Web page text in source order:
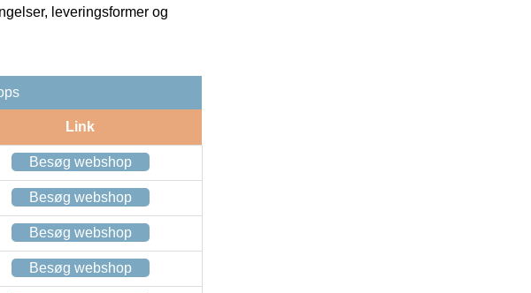
leveringsformer og
Link
Besøg webshop
Besøg webshop
Besøg webshop
Besøg webshop